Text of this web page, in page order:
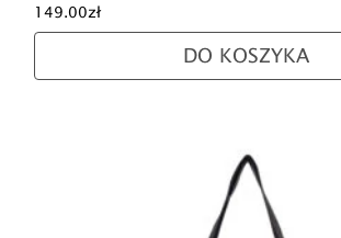
149.00zł
DO KOSZYKA